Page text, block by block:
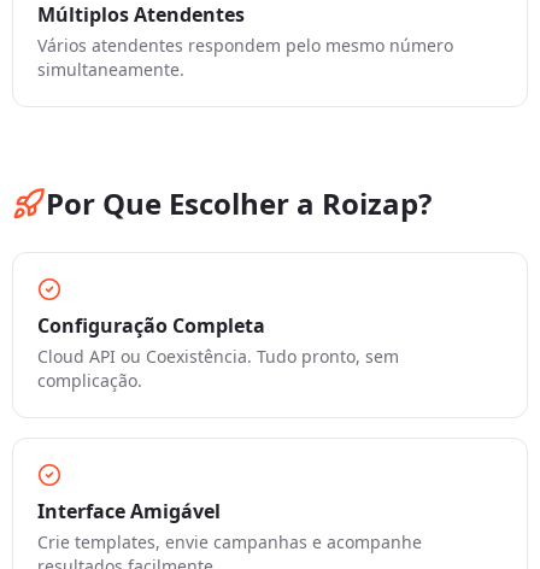
Múltiplos Atendentes
Vários atendentes respondem pelo mesmo número
simultaneamente.
Por Que Escolher a Roizap?
Configuração Completa
Cloud API ou Coexistência. Tudo pronto, sem
complicação.
Interface Amigável
Crie templates, envie campanhas e acompanhe